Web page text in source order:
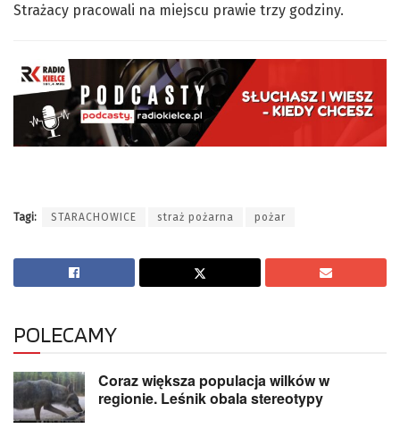
Strażacy pracowali na miejscu prawie trzy godziny.
Tagi: STARACHOWICE straż pożarna pożar
POLECAMY
Coraz większa populacja wilków w
regionie. Leśnik obala stereotypy